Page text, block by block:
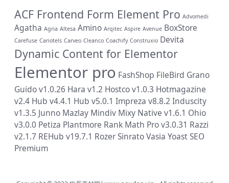
ACF Frontend Form Element Pro Advomedi
Agatha Agria Altesa Amino Arqitec Aspire Avenue BoxStore
Carefuse Cariotels Carveo Cleanco Coachify Construxio Devita
Dynamic Content for Elementor
Elementor pro FashShop FileBird Grano
Guido v1.0.26 Hara v1.2 Hostco v1.0.3 Hotmagazine
v2.4 Hub v4.4.1 Hub v5.0.1 Impreza v8.8.2 Induscity
v1.3.5 Junno Mazlay Mindiv Mixy Native v1.6.1 Ohio
v3.0.0 Petiza Plantmore Rank Math Pro v3.0.31 Razzi
v2.1.7 REHub v19.7.1 RozerSinratoVasia Yoast SEO
Premium